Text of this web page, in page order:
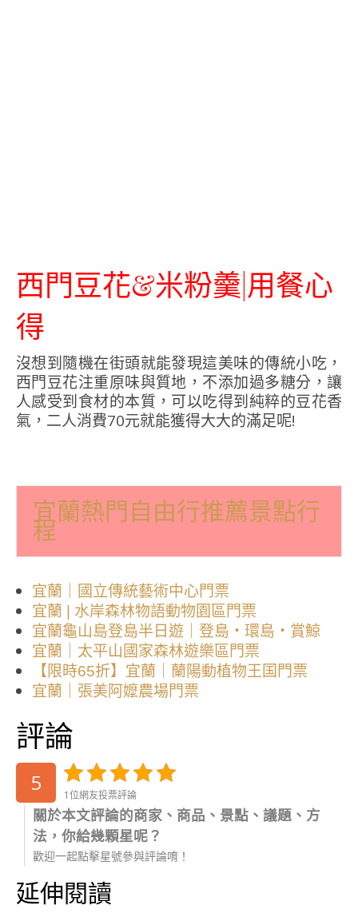
西門豆花&米粉羹|用餐心
得
沒想到隨機在街頭就能發現這美味的傳統小吃，
西門豆花注重原味與質地，不添加過多糖分，讓
人感受到食材的本質，可以吃得到純粹的豆花香
氣，二人消費70元就能獲得大大的滿足呢!
宜蘭熱門自由行推薦景點行
程
宜蘭｜國立傳統藝術中心門票
宜蘭 | 水岸森林物語動物園區門票
宜蘭龜山島登島半日遊｜登島・環島・賞鯨
宜蘭｜太平山國家森林遊樂區門票
【限時65折】宜蘭｜蘭陽動植物王国門票
宜蘭｜張美阿嬤農場門票
評論
5 1位網友投票評論
關於本文評論的商家、商品、景點、議題、方
法，你給幾顆星呢？
歡迎一起點擊星號參與評論唷！
延伸閱讀